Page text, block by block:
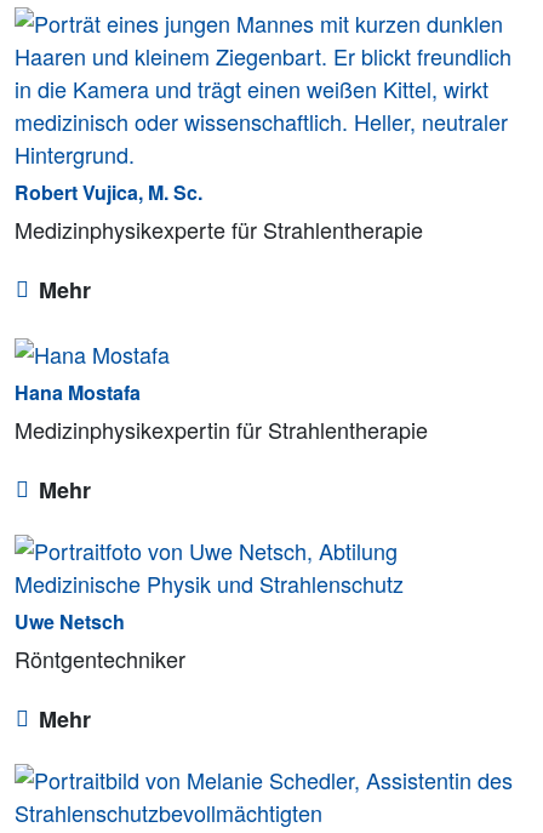
Robert Vujica, M. Sc.
Medizinphysikexperte für Strahlentherapie
Mehr
Hana Mostafa
Medizinphysikexpertin für Strahlentherapie
Mehr
Uwe Netsch
Röntgentechniker
Mehr